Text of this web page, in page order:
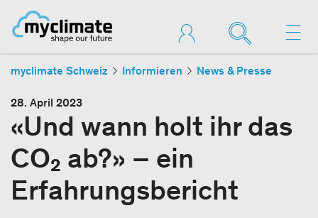
myclimate Schweiz Informieren News & Presse
28. April 2023
«Und wann holt ihr das
CO₂ ab?» – ein
Erfahrungsbericht